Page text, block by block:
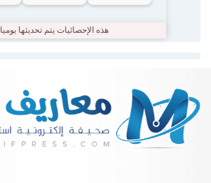
هذه الإحصائيات يتم تحديثها يوميا